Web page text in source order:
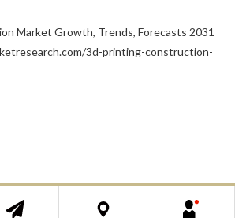
Market Growth, Trends, Forecasts 2031
3d-printing-construction-